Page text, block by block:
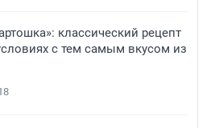
классический рецепт
с тем самым вкусом из